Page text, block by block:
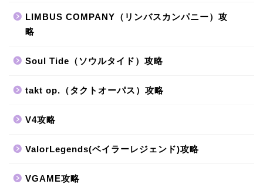
LIMBUS COMPANY（リンバスカンパニー）攻
略
Soul Tide（ソウルタイド）攻略
takt op.（タクトオーパス）攻略
V4攻略
ValorLegends(ベイラーレジェンド)攻略
VGAME攻略